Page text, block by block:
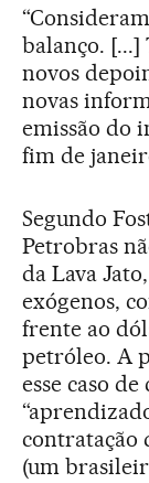
balanço. [...]
novos
novas
emissão do
fim de
Segundo
Petrobras
da Lava
exógenos,
frente ao
petróleo. A
esse caso
contratação
(um